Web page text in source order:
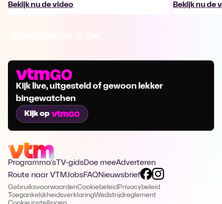
Bekijk nu de video Bekijk nu de
Kijk live, uitgesteld of gewoon lekker
bingewatchen
Kijk op
Programma's TV-gidsDoe meeAdverteren
Route naar VTMJobsFAQNieuwsbrief
GebruiksvoorwaardenCookiebeleid Privacybeleid
ToegankelijkheidsverklaringWedstrijdreglement